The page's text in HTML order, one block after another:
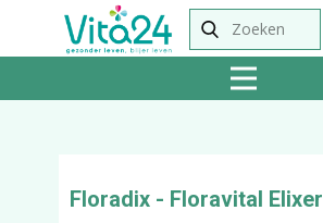
Floradix - Floravital Elixer